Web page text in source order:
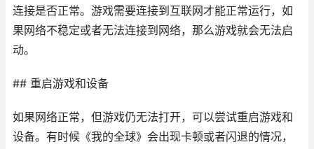
连接是否正常。游戏需要连接到互联网才能正常运行，如
果网络不稳定或者无法连接到网络，那么游戏就会无法启
动。
## 重启游戏和设备
如果网络正常，但游戏仍无法打开，可以尝试重启游戏和
设备。有时候《我的全球》会出现卡顿或者闪退的情况，